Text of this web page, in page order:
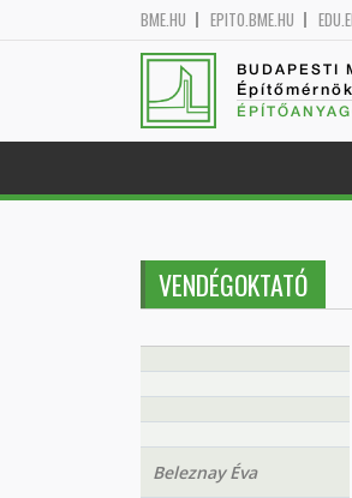
BME.HU EPITO.BME.HU
BUDAPESTI
VENDÉGOKTATÓ
Beleznay Éva